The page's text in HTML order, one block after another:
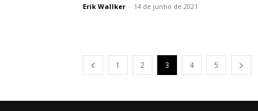
Erik Wallker - 14 de junho de 2021
1 2 3 4 5